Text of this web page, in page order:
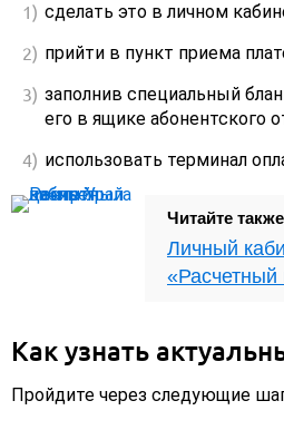
сделать это в личном
прийти в пункт приема
заполнив специальный
его в ящике абонентского
использовать терминал
Читайте
Личный
«Расчетный
Как узнать
Пройдите через следующие